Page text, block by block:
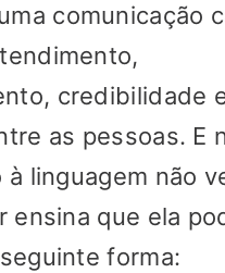
comunicação
credibilidade
as pessoas. E
linguagem não
ensina que ela
forma: